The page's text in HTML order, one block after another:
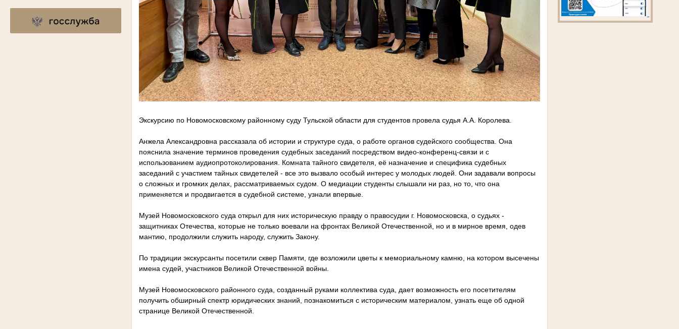
Экскурсию по Новомосковскому районному суду Тульской области для студентов провела судья А.А. Королева.
Анжела Александровна рассказала об истории и структуре суда, о работе органов судейского сообщества. Она
пояснила значение терминов проведения судебных заседаний посредством видео-конференц-связи и с
использованием аудиопротоколирования. Комната тайного свидетеля, её назначение и специфика судебных
заседаний с участием тайных свидетелей - все это вызвало особый интерес у молодых людей. Они задавали вопросы
о сложных и громких делах, рассматриваемых судом. О медиации студенты слышали ни раз, но то, что она
применяется и продвигается в судебной системе, узнали впервые.
Музей Новомосковского суда открыл для них историческую правду о правосудии г. Новомосковска, о судьях -
защитниках Отечества, которые не только воевали на фронтах Великой Отечественной, но и в мирное время, одев
мантию, продолжили служить народу, служить Закону.
По традиции экскурсанты посетили сквер Памяти, где возложили цветы к мемориальному камню, на котором высечены
имена судей, участников Великой Отечественной войны.
Музей Новомосковского районного суда, созданный руками коллектива суда, дает возможность его посетителям
получить обширный спектр юридических знаний, познакомиться с историческим материалом, узнать еще об одной
странице Великой Отечественной.